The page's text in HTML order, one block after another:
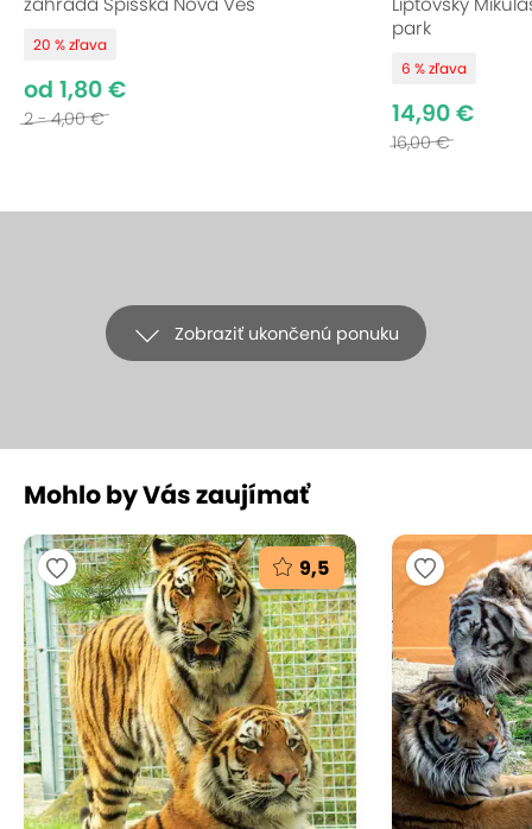
20 % zľava
od 1,80 €
2 - 4,00 €
park
6 % zľava
14,90 €
16,00 €
Zobraziť ukončenú ponuku
+13
Interiérové detské ihrisko PLAY PLANET
vo Vysokých Tatrách s útulnou
kaviarňou pre rodiny
Play Planet, Vysoké Tatry - Starý Smokovec (mapa)
8.8Veľmi dobré hodnotenie
Zažite s deťmi deň plný dobrodružstva v Play Planet
vo Vysokých Tatrách! Moderné interaktívne ihrisko
ponúka nezabudnuteľnú zábavu pre malých
Mohlo by Vás zaujímať
9,5